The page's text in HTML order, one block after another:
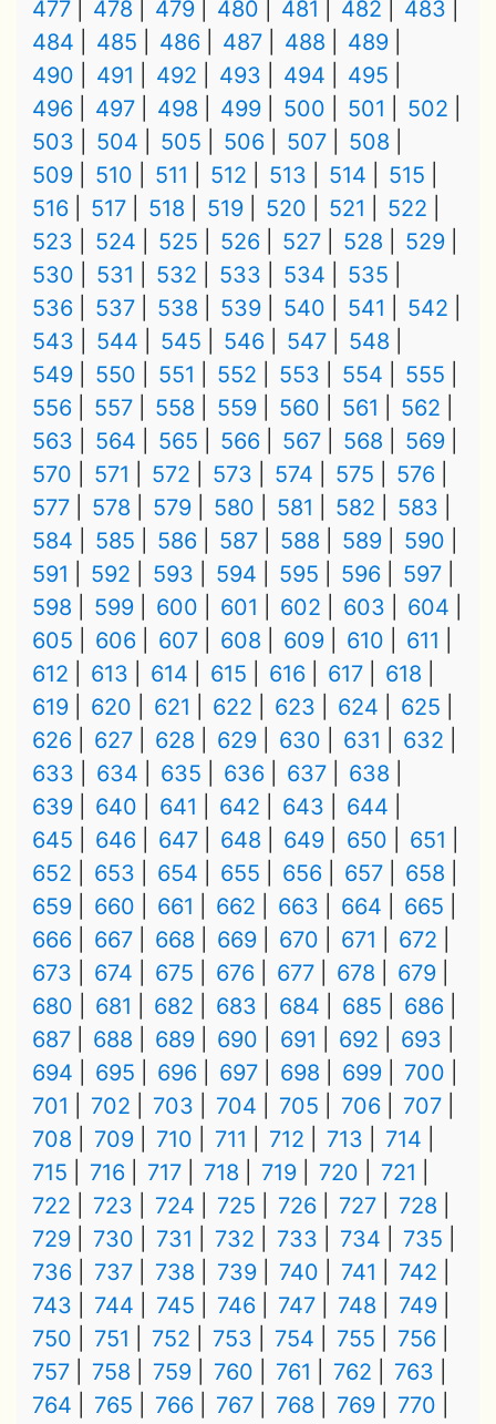
477 478 479 480 481 482
483
484
485 486 487 488
489
490
491 492 493 494
495
496
497 498 499 500 501
502
503
504 505 506 507
508
509
510 511 512 513 514
515
516
517 518 519 520 521
522
523
524 525 526 527 528
529
530
531 532 533 534
535
536
537 538 539 540 541
542
543
544 545 546 547
548
549
550 551 552 553 554
555
556
557 558 559 560 561
562
563
564 565 566 567 568
569
570
571 572 573 574 575
576
577
578 579 580 581 582
583
584
585 586 587 588 589
590
591
592 593 594 595 596
597
598
599 600 601 602 603
604
605
606 607 608 609 610
611
612
613 614 615 616 617
618
619
620 621 622 623 624
625
626
627 628 629 630 631
632
633
634 635 636 637
638
639
640 641 642 643
644
645
646 647 648 649 650
651
652
653 654 655 656 657
658
659
660 661 662 663 664
665
666
667 668 669 670 671
672
673
674 675 676 677 678
679
680
681 682 683 684 685
686
687
688 689 690 691 692
693
694
695 696 697 698 699
700
701
702 703 704 705 706
707
708
709 710 711 712 713
714
715
716 717 718 719 720
721
722
723 724 725 726 727
728
729
730 731 732 733 734
735
736
737 738 739 740 741
742
743
744 745 746 747 748
749
750
751 752 753 754 755
756
757
758 759 760 761 762
763
764
765 766 767 768 769
770